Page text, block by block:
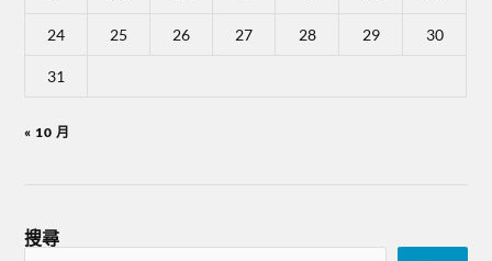
24 25 26 27 28 29 30
31
« 10 月
搜尋